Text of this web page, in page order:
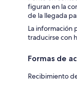
figuran en la
de la llegada
La información
traducirse con
Formas de
Recibimiento